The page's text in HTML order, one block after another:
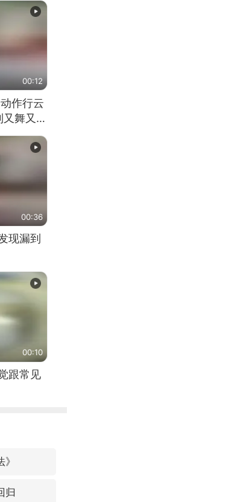
00:12
作行云
舞又武
00:36
现漏到
00:10
跟常见
归